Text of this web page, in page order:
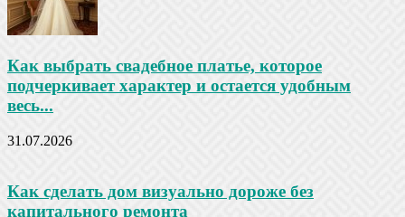
Как выбрать свадебное платье, которое
подчеркивает характер и остается удобным
весь...
31.07.2026
Как сделать дом визуально дороже без
капитального ремонта